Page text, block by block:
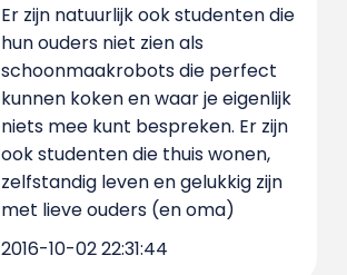
Er zijn natuurlijk ook studenten die
hun ouders niet zien als
schoonmaakrobots die perfect
kunnen koken en waar je eigenlijk
niets mee kunt bespreken. Er zijn
ook studenten die thuis wonen,
zelfstandig leven en gelukkig zijn
met lieve ouders (en oma)
2016-10-02 22:31:44